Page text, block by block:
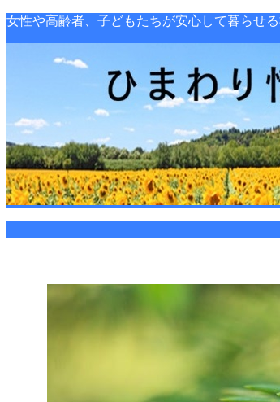
女性や高齢者、子どもたちが安心して暮らせ